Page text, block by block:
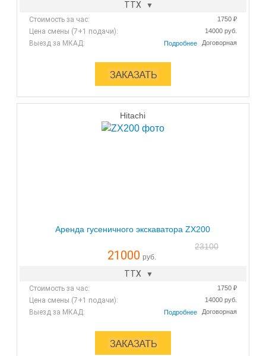
ТТХ
Стоимость за час: 1750 ₽
Цена смены (7+1 подачи): 14000 руб.
Выезд за МКАД: Договорная
Hitachi
Аренда гусеничного экскаватора ZX200
23100
21000 руб.
ТТХ
Стоимость за час: 1750 ₽
Цена смены (7+1 подачи): 14000 руб.
Выезд за МКАД: Договорная